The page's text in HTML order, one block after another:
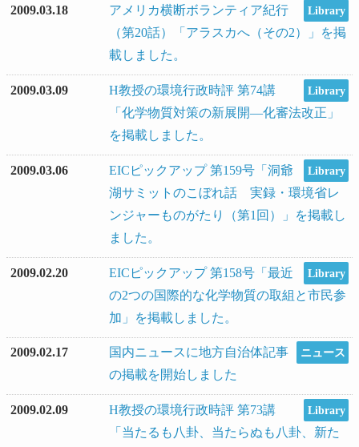
2009.03.18 Library
アメリカ横断ボランティア紀行
（第20話）「アラスカへ（その2）」を掲
載しました。
2009.03.09 Library
H教授の環境行政時評 第74講
「化学物質対策の新展開―化審法改正」
を掲載しました。
2009.03.06 Library
EICピックアップ 第159号「洞爺
湖サミットのこぼれ話 実録・環境省レ
ンジャーものがたり（第1回）」を掲載し
ました。
2009.02.20 Library
EICピックアップ 第158号「最近
の2つの国際的な化学物質の取組と市民参
加」を掲載しました。
2009.02.17 ニュース
国内ニュースに地方自治体記事
の掲載を開始しました
2009.02.09 Library
H教授の環境行政時評 第73講
「当たるも八卦、当たらぬも八卦、新た